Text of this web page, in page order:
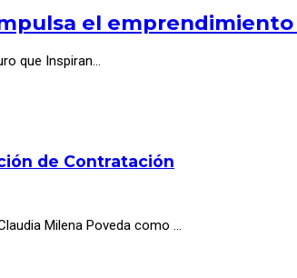
el
que Inspiran…
de Contratación
Milena Poveda como …